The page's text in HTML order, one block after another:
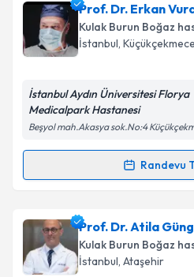
için bir takvim
bilgilendireceğiz.
E-posta Adresiniz
Kişisel verilerimin
Metni'ni okudum ve
kapsamda işlenmesini
Prof. Dr. Erkan
Kulak Burun Boğaz
İstanbul, Küçükçekmece
İstanbul Aydın Üniversitesi Florya
Medicalpark Hastanesi
Beşyol mah.Akasya sok.No:4
Randevu
Randevu Takvimi
Prof. Dr. Erkan Vuralkan
oluşturun. Size bu uzmandan
takvim hazırlandığında e-
Prof. Dr. Atila
Kulak Burun Boğaz
İstanbul, Ataşehir